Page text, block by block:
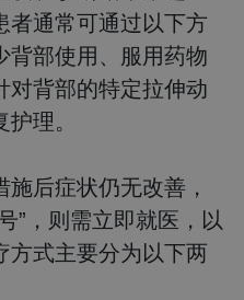
者通常可通过以下方
背部使用、服用药物
对背部的特定拉伸动
理。
后症状仍无改善，
”，则需立即就医，以
方式主要分为以下两